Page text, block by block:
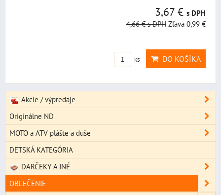
3,67 € s DPH
4,66 €s DPH Zľava 0,99 €
ks DO KOŠÍKA
Akcie / výpredaje
Originálne ND
MOTO a ATV plášte a duše
DETSKÁ KATEGÓRIA
DARČEKY A INÉ
OBLEČENIE